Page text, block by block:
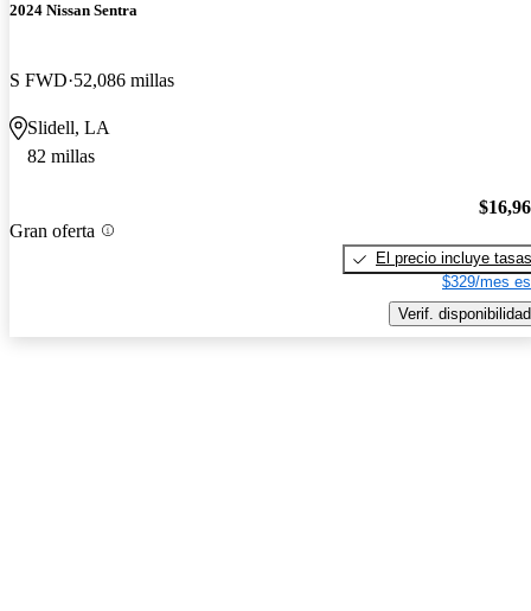
2024 Nissan Sentra
S FWD 52,086 millas
Slidell, LA
82 millas
Gran oferta
El precio incluye tasas
$329/mes
Verif. disponibilidad